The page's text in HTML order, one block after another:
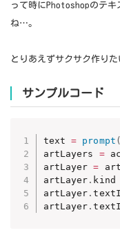
って時にPhotoshopのテ
ね…。
とりあえずサクサク作り
サンプルコード
text = prompt (
artLayers =
artLayer =
artLayer . kind
artLayer .
artLayer .